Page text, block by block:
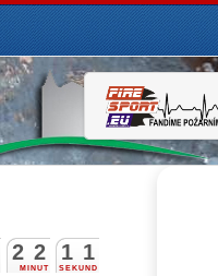
MINUT
2 2
SEKUND
1 0
1